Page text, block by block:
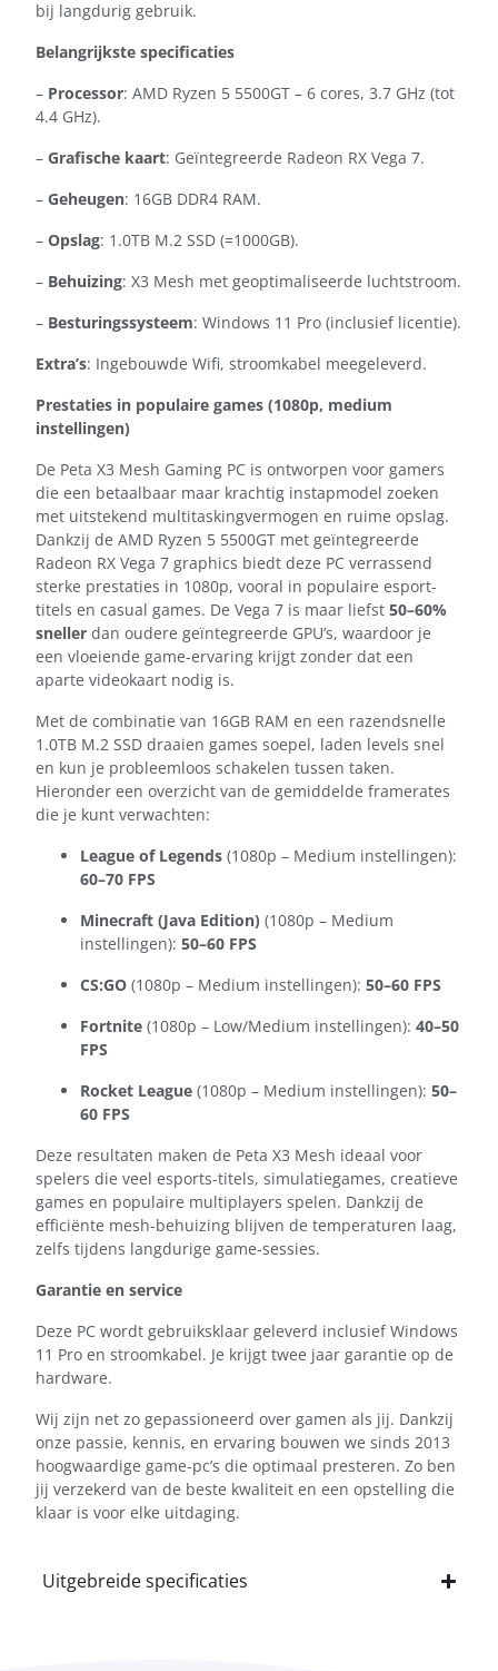
bij langdurig gebruik.
Belangrijkste specificaties
– Processor: AMD Ryzen 5 5500GT – 6 cores, 3.7 GHz (tot
4.4 GHz).
– Grafische kaart: Geïntegreerde Radeon RX Vega 7.
– Geheugen: 16GB DDR4 RAM.
– Opslag: 1.0TB M.2 SSD (=1000GB).
– Behuizing: X3 Mesh met geoptimaliseerde luchtstroom.
– Besturingssysteem: Windows 11 Pro (inclusief licentie).
Extra’s: Ingebouwde Wifi, stroomkabel meegeleverd.
Prestaties in populaire games (1080p, medium
instellingen)
De Peta X3 Mesh Gaming PC is ontworpen voor gamers
die een betaalbaar maar krachtig instapmodel zoeken
met uitstekend multitaskingvermogen en ruime opslag.
Dankzij de AMD Ryzen 5 5500GT met geïntegreerde
Radeon RX Vega 7 graphics biedt deze PC verrassend
sterke prestaties in 1080p, vooral in populaire esport-
titels en casual games. De Vega 7 is maar liefst 50–60%
sneller dan oudere geïntegreerde GPU’s, waardoor je
een vloeiende game-ervaring krijgt zonder dat een
aparte videokaart nodig is.
Met de combinatie van 16GB RAM en een razendsnelle
1.0TB M.2 SSD draaien games soepel, laden levels snel
en kun je probleemloos schakelen tussen taken.
Hieronder een overzicht van de gemiddelde framerates
die je kunt verwachten:
League of Legends (1080p – Medium instellingen):
60–70 FPS
Minecraft (Java Edition) (1080p – Medium
instellingen): 50–60 FPS
CS:GO (1080p – Medium instellingen): 50–60 FPS
Fortnite (1080p – Low/Medium instellingen): 40–50
FPS
Rocket League (1080p – Medium instellingen): 50–
60 FPS
Deze resultaten maken de Peta X3 Mesh ideaal voor
spelers die veel esports-titels, simulatiegames, creatieve
games en populaire multiplayers spelen. Dankzij de
efficiënte mesh-behuizing blijven de temperaturen laag,
zelfs tijdens langdurige game-sessies.
Garantie en service
Deze PC wordt gebruiksklaar geleverd inclusief Windows
11 Pro en stroomkabel. Je krijgt twee jaar garantie op de
hardware.
Wij zijn net zo gepassioneerd over gamen als jij. Dankzij
onze passie, kennis, en ervaring bouwen we sinds 2013
hoogwaardige game-pc’s die optimaal presteren. Zo ben
jij verzekerd van de beste kwaliteit en een opstelling die
klaar is voor elke uitdaging.
Uitgebreide specificaties